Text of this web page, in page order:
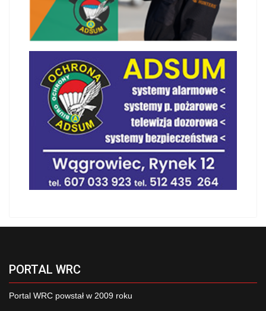
PORTAL WRC
Portal WRC powstał w 2009 roku